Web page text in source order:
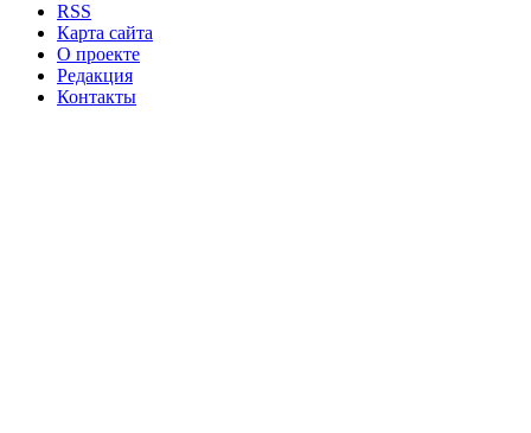
RSS
Карта сайта
О проекте
Редакция
Контакты